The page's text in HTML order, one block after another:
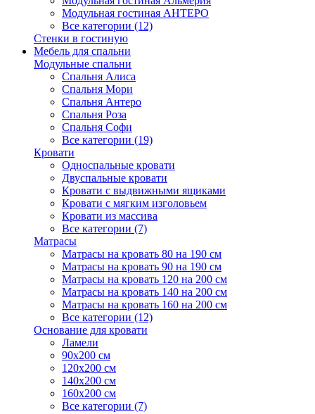
Модульная гостиная АНТЕРО
Все категории (12)
Стенки в гостиную
Мебель для спальни
Модульные спальни
Спальня Алиса
Спальня Мори
Спальня Антеро
Спальня Роза
Спальня Софи
Все категории (19)
Кровати
Односпальные кровати
Двуспальные кровати
Кровати с выдвижными ящиками
Кровати с мягким изголовьем
Кровати из массива
Все категории (7)
Матрасы
Матрасы на кровать 80 на 190 см
Матрасы на кровать 90 на 190 см
Матрасы на кровать 120 на 200 см
Матрасы на кровать 140 на 200 см
Матрасы на кровать 160 на 200 см
Все категории (12)
Основание для кровати
Ламели
90х200 см
120х200 см
140х200 см
160х200 см
Все категории (7)